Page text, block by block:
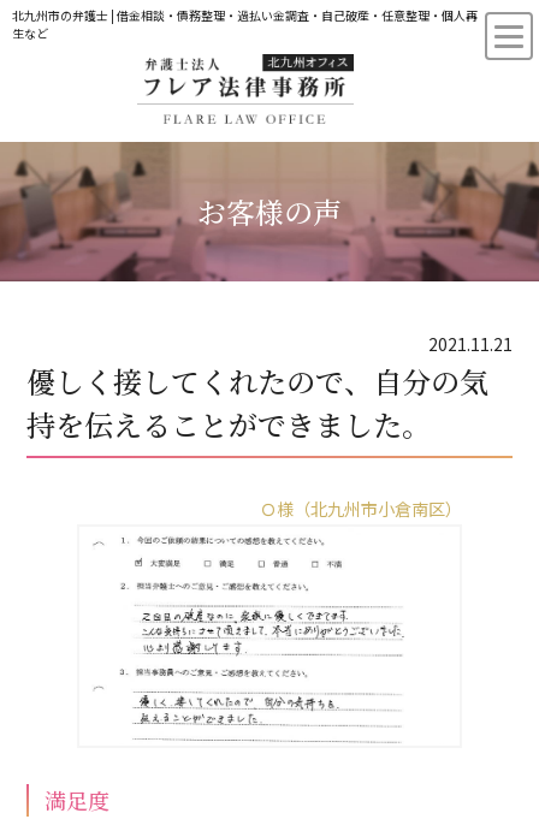
北九州市の弁護士 | 借金相談・債務整理・過払い金調査・自己破産・任意整理・個人再
生など
お客様の声
2021.11.21
優しく接してくれたので、自分の気
持を伝えることができました。
Ｏ様（北九州市小倉南区）
満足度